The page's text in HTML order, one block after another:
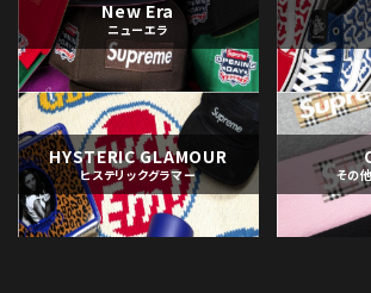
New Era
ニューエラ
HYSTERIC GLAMOUR
ヒステリックグラマー その